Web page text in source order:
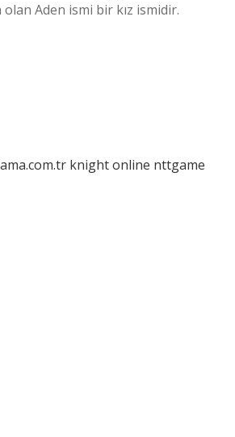
Aden ismi bir kız ismidir.
knight online nttgame